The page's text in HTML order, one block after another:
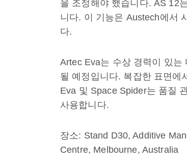
을 조정해야 했습니다. AS 12
니다. 이 기능은 Austech에서
다.
Artec Eva는 수상 경력이 있는
될 예정입니다. 복잡한 표면에
Eva 및 Space Spider는 품질
사용합니다.
장소: Stand D30, Additive
Centre, Melbourne, Australia